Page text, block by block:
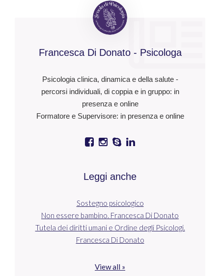
Francesca Di Donato - Psicologa
Psicologia clinica, dinamica e della salute -
percorsi individuali, di coppia e in gruppo: in
presenza e online
Formatore e Supervisore: in presenza e online
Leggi anche
Sostegno psicologico
Non essere bambino. Francesca Di Donato
Tutela dei diritti umani e Ordine degli Psicologi.
Francesca Di Donato
View all »